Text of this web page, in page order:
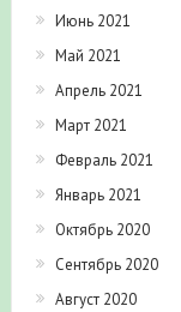
Июнь 2021
Май 2021
Апрель 2021
Март 2021
Февраль 2021
Январь 2021
Октябрь 2020
Сентябрь 2020
Август 2020